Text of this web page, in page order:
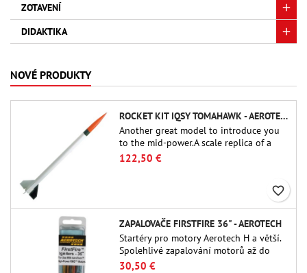
ZOTAVENÍ
DIDAKTIKA
NOVÉ PRODUKTY
ROCKET KIT IQSY TOMAHAWK - AEROTECH
Another great model to introduce you
to the mid-power.A scale replica of a
famous sounding rocket, small in size
and peefect to move to higher-level kits.
122,50 €
favorite_border
ZAPALOVAČE FIRSTFIRE 36" - AEROTECH
Startéry pro motory Aerotech H a větší.
Spolehlivé zapalování motorů až do
délky 91 cm.
30,50 €